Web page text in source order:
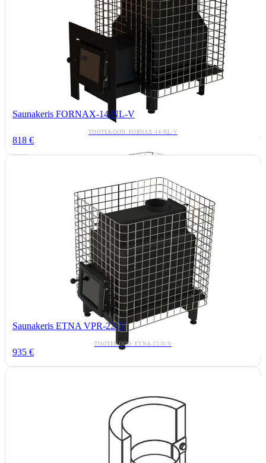
Saunakeris FORNAX-14-NL-V
TOOTEKOOD: FORNAX-14-NL-V
818 €
Saunakeris ETNA VPR-22-N
TOOTEKOOD: ETNA-22-N-V
935 €